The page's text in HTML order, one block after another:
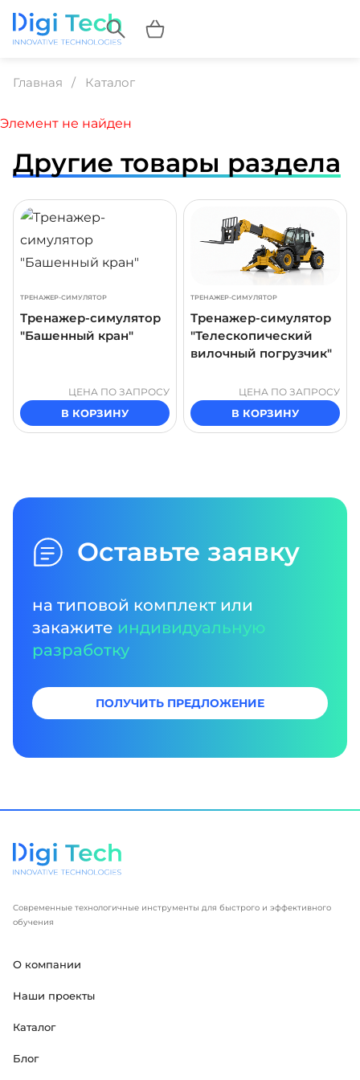
Главная Каталог
Элемент не найден
Другие товары раздела
ТРЕНАЖЕР-СИМУЛЯТОР
Тренажер-симулятор
"Башенный кран"
ЦЕНА ПО ЗАПРОСУ
В КОРЗИНУ
ТРЕНАЖЕР-СИМУЛЯТОР
Тренажер-симулятор
"Телескопический
вилочный погрузчик"
ЦЕНА ПО ЗАПРОСУ
В КОРЗИНУ
ПОДРОБНЕЕ
Оставьте заявку
на типовой комплект или
закажите индивидуальную
разработку
ПОЛУЧИТЬ ПРЕДЛОЖЕНИЕ
Современные технологичные инструменты для быстрого и эффективного
обучения
О компании
Наши проекты
Каталог
Блог